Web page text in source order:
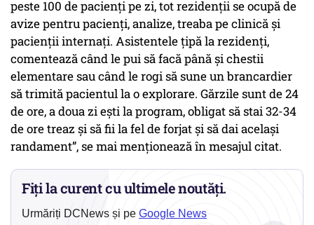
peste 100 de pacienți pe zi, tot rezidenții se ocupă de
avize pentru pacienți, analize, treaba pe clinică și
pacienții internați. Asistentele țipă la rezidenți,
comentează când le pui să facă până și chestii
elementare sau când le rogi să sune un brancardier
să trimită pacientul la o explorare. Gărzile sunt de 24
de ore, a doua zi ești la program, obligat să stai 32-34
de ore treaz și să fii la fel de forjat și să dai același
randament”, se mai menționează în mesajul citat.
Fiți la curent cu ultimele noutăți.
Urmăriți DCNews și pe Google News